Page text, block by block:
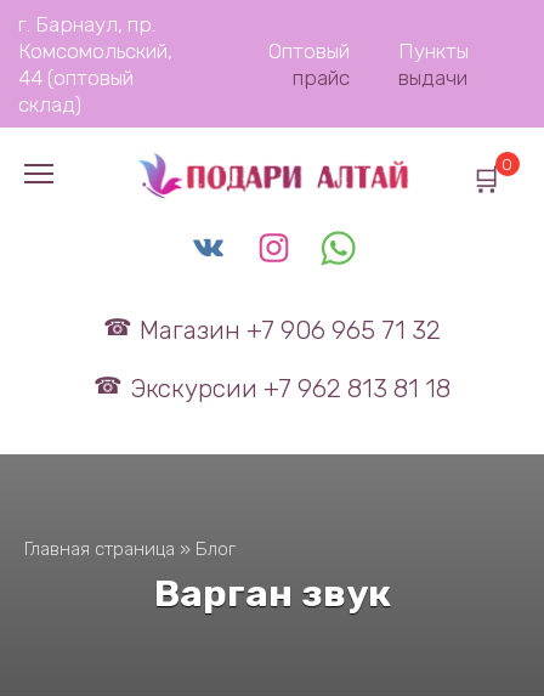
Перейти
содержанию
г. Барнаул, пр.
Комсомольский,
44 (оптовый
склад)
Оптовый
прайс
Пункты
выдачи
Магазин +7 906 965 71 32
Экскурсии +7 962 813 81 18
0
Главная страница » Блог
Варган звук